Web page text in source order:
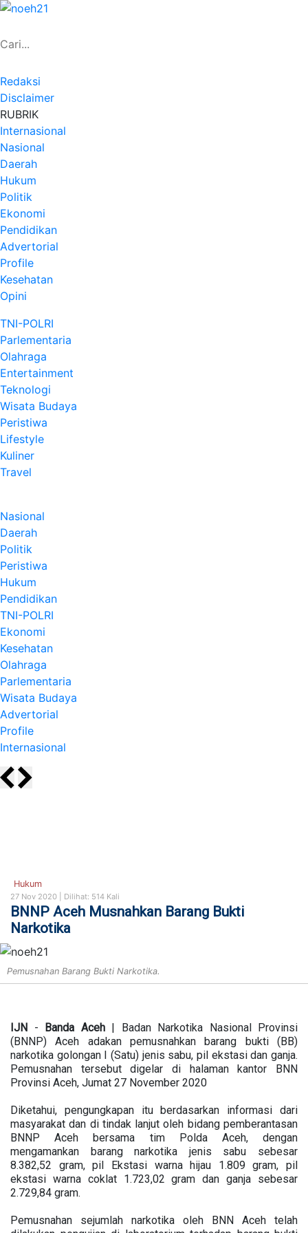
Redaksi
Disclaimer
RUBRIK
Internasional
Nasional
Daerah
Hukum
Politik
Ekonomi
Pendidikan
Advertorial
Profile
Kesehatan
Opini
TNI-POLRI
Parlementaria
Olahraga
Entertainment
Teknologi
Wisata Budaya
Peristiwa
Lifestyle
Kuliner
Travel
Nasional
Daerah
Politik
Peristiwa
Hukum
Pendidikan
TNI-POLRI
Ekonomi
Kesehatan
Olahraga
Parlementaria
Wisata Budaya
Advertorial
Profile
Internasional
Hukum
27 Nov 2020 | Dilihat: 514 Kali
BNNP Aceh Musnahkan Barang Bukti
Narkotika
Pemusnahan Barang Bukti Narkotika.
IJN - Banda Aceh| Badan Narkotika Nasional Provinsi
(BNNP) Aceh adakan pemusnahkan barang bukti (BB)
narkotika golongan I (Satu) jenis sabu, pil ekstasi dan ganja.
Pemusnahan tersebut digelar di halaman kantor BNN
Provinsi Aceh, Jumat 27 November 2020
Diketahui, pengungkapan itu berdasarkan informasi dari
masyarakat dan di tindak lanjut oleh bidang pemberantasan
BNNP Aceh bersama tim Polda Aceh, dengan
mengamankan barang narkotika jenis sabu sebesar
8.382,52 gram, pil Ekstasi warna hijau 1.809 gram, pil
ekstasi warna coklat 1.723,02 gram dan ganja sebesar
2.729,84 gram.
Pemusnahan sejumlah narkotika oleh BNN Aceh telah